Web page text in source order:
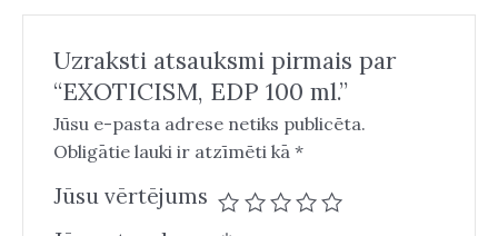
Uzraksti atsauksmi pirmais par
“EXOTICISM, EDP 100 ml.”
Jūsu e-pasta adrese netiks publicēta.
Obligātie lauki ir atzīmēti kā *
Jūsu vērtējums